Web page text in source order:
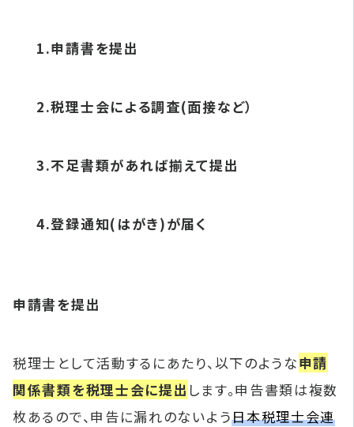
1.申請書を提出
2.税理士会による調査(面接など）
3.不足書類があれば揃えて提出
4.登録通知(はがき)が届く
申請書を提出
税理士として活動するにあたり、以下のような申請
関係書類を税理士会に提出 します。申告書類は複数
枚あるので、申告に漏れのないよう日本税理士会連